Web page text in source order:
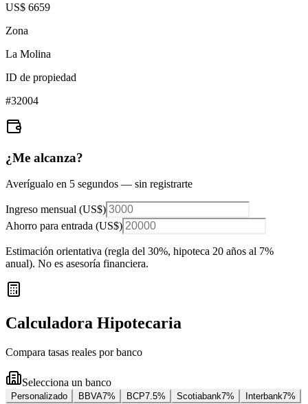
US$ 6659
Zona
La Molina
ID de propiedad
#32004
¿Me alcanza?
Averígualo en 5 segundos — sin registrarte
Ingreso mensual (US$)
Ahorro para entrada (US$)
Estimación orientativa (regla del 30%, hipoteca 20 años al 7%
anual). No es asesoría financiera.
Calculadora Hipotecaria
Compara tasas reales por banco
Selecciona un banco
Personalizado BBVA7% BCP7.5% Scotiabank7% Interbank7%